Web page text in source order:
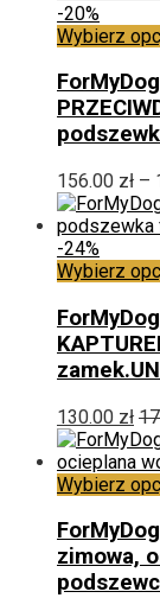
-20%
Wybierz
156.00 zł –
-24%
Wybierz
130.00 zł
Wybierz
zimowa,